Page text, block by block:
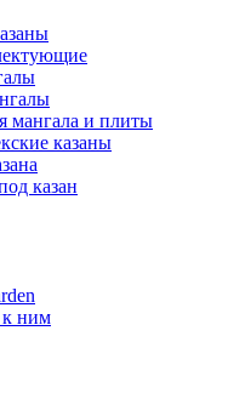
мангала и плиты
казаны
казан
к ним